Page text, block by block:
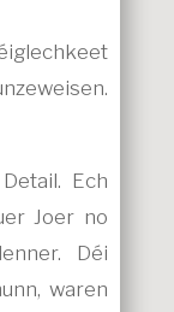
Ech
Joer no
Déi
waren